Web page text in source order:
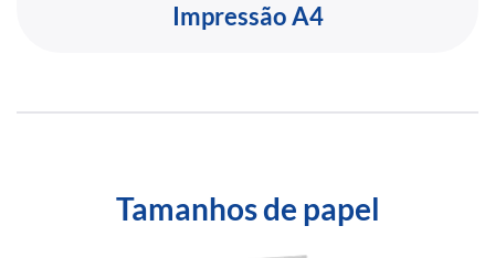
Impressão A4
Tamanhos de papel